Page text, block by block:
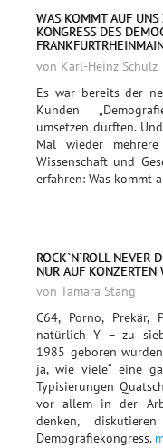
WAS KOMMT AUF
KONGRESS DES
von Karl-Heinz Schulz
Es war bereits der
Kunden
umsetzen durften.
Mal wieder
Wissenschaft und
erfahren: Was kommt
ROCK`N`ROLL NEVER
NUR AUF
von Tamara Stang
C64, Porno, Prekär,
natürlich Y – zu
1985 geboren
ja, wie viele“ eine
Typisierungen
vor allem in der
denken,
Demografiekongress.